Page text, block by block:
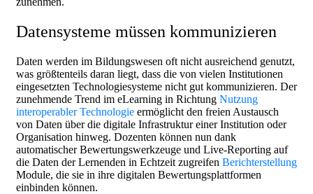
Datensysteme müssen kommunizieren
Daten werden im Bildungswesen oft nicht ausreichend genutzt,
was größtenteils daran liegt, dass die von vielen Institutionen
eingesetzten Technologiesysteme nicht gut kommunizieren. Der
zunehmende Trend im eLearning in Richtung Nutzung
interoperabler Technologie ermöglicht den freien Austausch
von Daten über die digitale Infrastruktur einer Institution oder
Organisation hinweg. Dozenten können nun dank
automatischer Bewertungswerkzeuge und Live-Reporting auf
die Daten der Lernenden in Echtzeit zugreifen Berichterstellung
Module, die sie in ihre digitalen Bewertungsplattformen
einbinden können.